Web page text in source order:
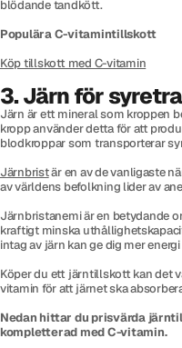
blödande tandkött.
Populära C-vitamintillskott
Köp tillskott med C-vitamin
3. Järn för
Järn är ett mineral som kroppen
kropp använder detta för att
blodkroppar som transporterar
Järnbristär en av de vanligaste
av världens befolkning lider av
Järnbristanemi är en betydande
kraftigt minska
intag av järn kan ge dig mer
Köper du ett järntillskott kan det
vitamin för att järnet ska
Nedan hittar du prisvärda
kompletterad med C-vitamin.